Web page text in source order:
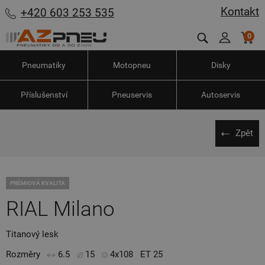
Kontakt
+420 603 253 535
0
Pneumatiky Motopneu Disky
Příslušenství Pneuservis Autoservis
Zpět
PRÉMIOVÁ KVALITA
RIAL Milano
Titanový lesk
Rozměry
6.5 15 4x108 ET 25